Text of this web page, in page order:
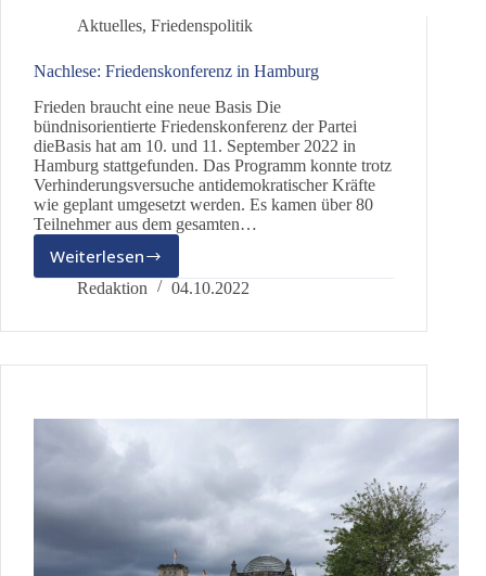
Aktuelles, Friedenspolitik
Nachlese: Friedenskonferenz in Hamburg
Frieden braucht eine neue Basis Die
bündnisorientierte Friedenskonferenz der Partei
dieBasis hat am 10. und 11. September 2022 in
Hamburg stattgefunden. Das Programm konnte trotz
Verhinderungsversuche antidemokratischer Kräfte
wie geplant umgesetzt werden. Es kamen über 80
Teilnehmer aus dem gesamten…
Weiterlesen
Nachlese:
Friedenskonferenz
Hamburg
Redaktion 04.10.2022